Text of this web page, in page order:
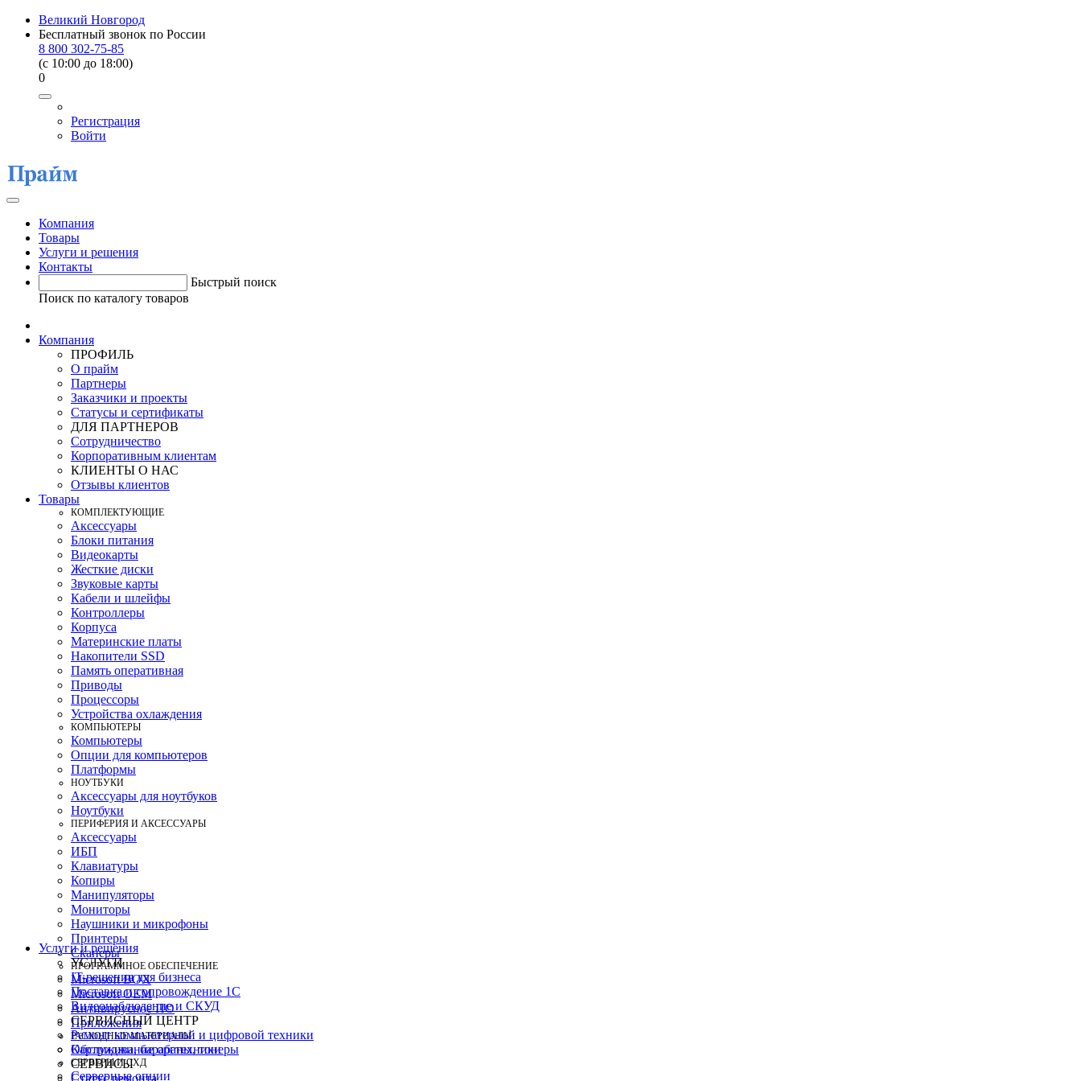
Великий Новгород
Бесплатный звонок по России
8 800 302-75-85
(c 10:00 до 18:00)
0
Регистрация
Войти
Компания
Товары
Услуги и решения
Контакты
Быстрый поиск
Поиск по каталогу товаров
Компания
ПРОФИЛЬ
О прайм
Партнеры
Заказчики и проекты
Статусы и сертификаты
ДЛЯ ПАРТНЕРОВ
Сотрудничество
Корпоративным клиентам
КЛИЕНТЫ О НАС
Отзывы клиентов
Товары
КOМПЛЕКТУЮЩИЕ
Аксессуары
Блоки питания
Видеокарты
Жесткие диски
Звуковые карты
Кабели и шлейфы
Контроллеры
Корпуса
Материнские платы
Накопители SSD
Память оперативная
Приводы
Процессоры
Устройства охлаждения
КОМПЬЮТЕРЫ
Компьютеры
Опции для компьютеров
Платформы
НОУТБУКИ
Аксессуары для ноутбуков
Ноутбуки
ПЕРИФЕРИЯ И АКСЕССУАРЫ
Аксессуары
ИБП
Клавиатуры
Копиры
Манипуляторы
Мониторы
Наушники и микрофоны
Принтеры
Сканеры
ПРОГРАММНОЕ ОБЕСПЕЧЕНИЕ
Microsoft BOX
Microsoft OEM
Антивирусное ПО
Приложения
РАСХОДНЫЕ МАТЕРИАЛЫ
Картриджи, барабаны, тонеры
СЕРВЕРЫ И СХД
Серверные опции
Услуги и решения
УСЛУГИ
IT-решения для бизнеса
Поставка и сопровождение 1C
Видеонаблюдение и СКУД
СЕРВИСНЫЙ ЦЕНТР
Ремонт компьютерной и цифровой техники
Обслуживание оргтехники
СЕРВИСЫ
Статус ремонта